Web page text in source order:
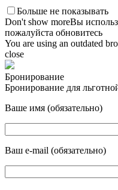
Больше не показывать
Don't show moreВы
пожалуйста обновитесь
You are using an outdated
close
Бронирование
Бронирование для
Ваше имя (обязательно)
Ваш e-mail (обязательно)